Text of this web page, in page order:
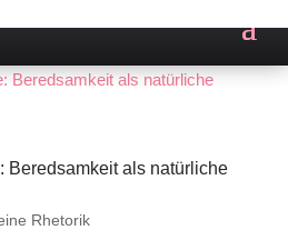
Beredsamkeit als natürliche
Rhetorik